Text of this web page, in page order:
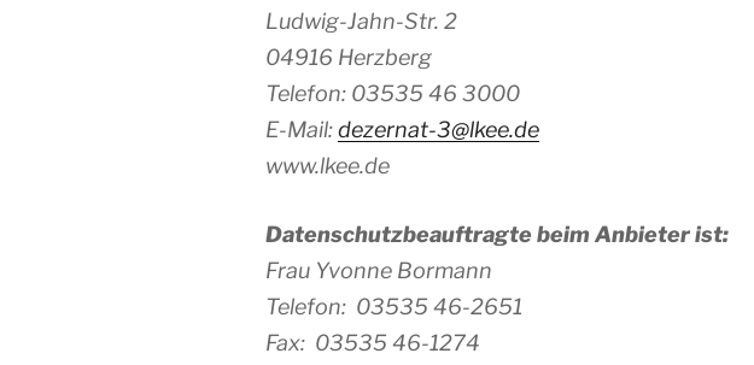
Ludwig-Jahn-Str. 2
04916 Herzberg
Telefon: 03535 46 3000
E-Mail:dezernat-3@lkee.de
www.lkee.de
Datenschutzbeauftragte beim Anbieter ist:
Frau Yvonne Bormann
Telefon: 03535 46-2651
Fax: 03535 46-1274